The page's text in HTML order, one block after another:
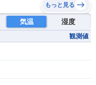
もっと見る
気温 湿度
観測値